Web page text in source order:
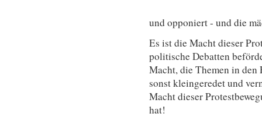
und opponiert - und die
Es ist die Macht dieser
politische Debatten
Macht, die Themen in
sonst kleingeredet und
Macht dieser
hat!